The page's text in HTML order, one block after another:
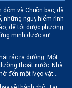
đốm và Chuồn bạc, đã
những nguy hiểm rình
để tới được phương
minh được sự
rác ra đường. Một
thoát nước. Nhà
đến một Mẹo vặt…